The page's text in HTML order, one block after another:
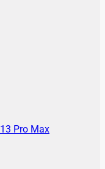
Pro Max